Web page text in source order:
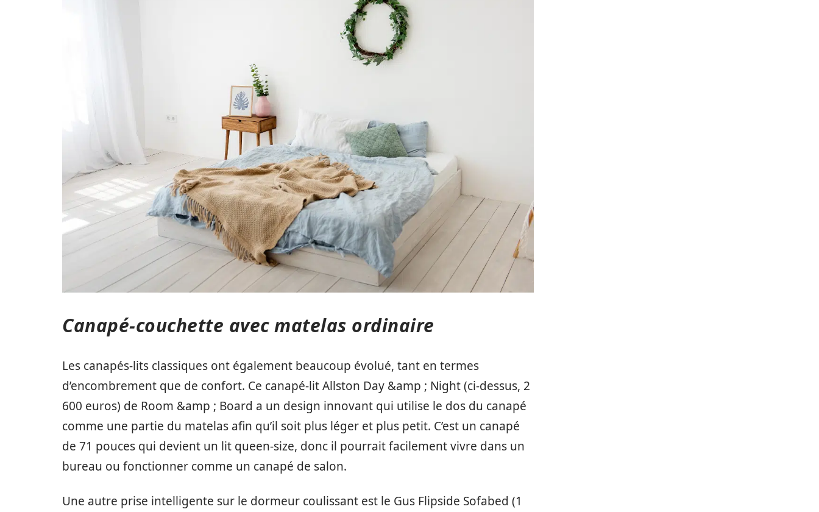
Canapé-couchette avec matelas ordinaire
Les canapés-lits classiques ont également beaucoup évolué, tant en termes
d’encombrement que de confort. Ce canapé-lit Allston Day &amp ; Night (ci-dessus, 2
600 euros) de Room &amp ; Board a un design innovant qui utilise le dos du canapé
comme une partie du matelas afin qu’il soit plus léger et plus petit. C’est un canapé
de 71 pouces qui devient un lit queen-size, donc il pourrait facilement vivre dans un
bureau ou fonctionner comme un canapé de salon.
Une autre prise intelligente sur le dormeur coulissant est le Gus Flipside Sofabed (1